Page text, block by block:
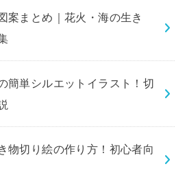
案まとめ｜花火・海の生き
簡単シルエットイラスト！切
物切り絵の作り方！初心者向